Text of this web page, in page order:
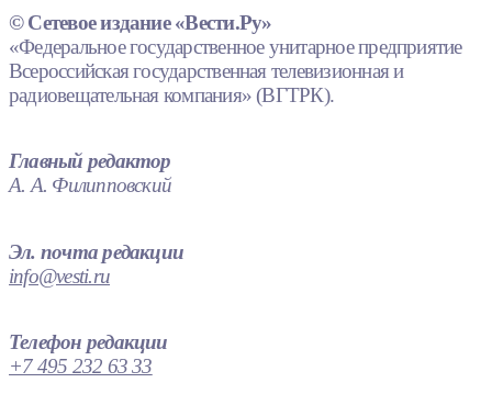
© Сетевое издание «Вести.Ру»
«Федеральное государственное унитарное предприятие
Всероссийская государственная телевизионная и
радиовещательная компания» (ВГТРК).
Главный редактор
А. А. Филипповский
Эл. почта редакции
info@vesti.ru
Телефон редакции
+7 495 232 63 33